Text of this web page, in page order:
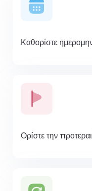
Καθορίστε
Ορίστε την